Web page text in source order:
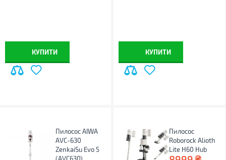
КУПИТИ КУПИТИ
Пилосос AIWA
AVC-630
ZenkaiSu Evo 5
Пилосос
Roborock Alioth
Lite H60 Hub